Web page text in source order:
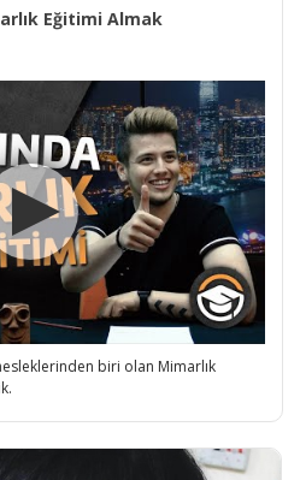
Eğitimi Almak
biri olan Mimarlık